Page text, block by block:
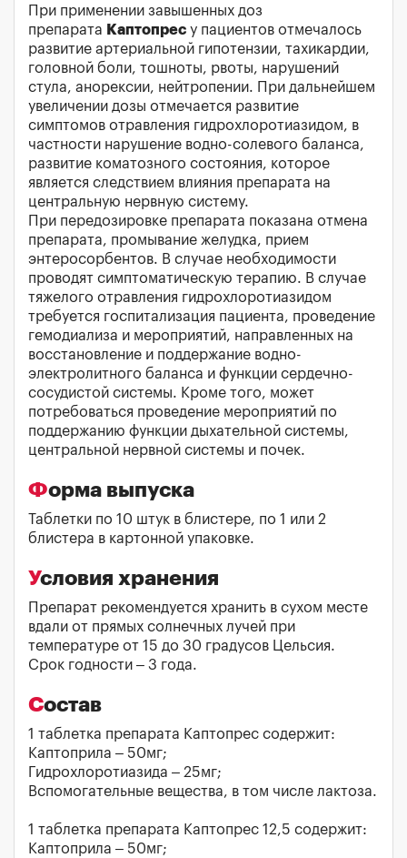
При применении завышенных доз
препарата Каптопрес у пациентов отмечалось
развитие артериальной гипотензии, тахикардии,
головной боли, тошноты, рвоты, нарушений
стула, анорексии, нейтропении. При дальнейшем
увеличении дозы отмечается развитие
симптомов отравления гидрохлоротиазидом, в
частности нарушение водно-солевого баланса,
развитие коматозного состояния, которое
является следствием влияния препарата на
центральную нервную систему.
При передозировке препарата показана отмена
препарата, промывание желудка, прием
энтеросорбентов. В случае необходимости
проводят симптоматическую терапию. В случае
тяжелого отравления гидрохлоротиазидом
требуется госпитализация пациента, проведение
гемодиализа и мероприятий, направленных на
восстановление и поддержание водно-
электролитного баланса и функции сердечно-
сосудистой системы. Кроме того, может
потребоваться проведение мероприятий по
поддержанию функции дыхательной системы,
центральной нервной системы и почек.
Форма выпуска
Таблетки по 10 штук в блистере, по 1 или 2
блистера в картонной упаковке.
Условия хранения
Препарат рекомендуется хранить в сухом месте
вдали от прямых солнечных лучей при
температуре от 15 до 30 градусов Цельсия.
Срок годности – 3 года.
Состав
1 таблетка препарата Каптопрес содержит:
Каптоприла – 50мг;
Гидрохлоротиазида – 25мг;
Вспомогательные вещества, в том числе лактоза.
1 таблетка препарата Каптопрес 12,5 содержит:
Каптоприла – 50мг;